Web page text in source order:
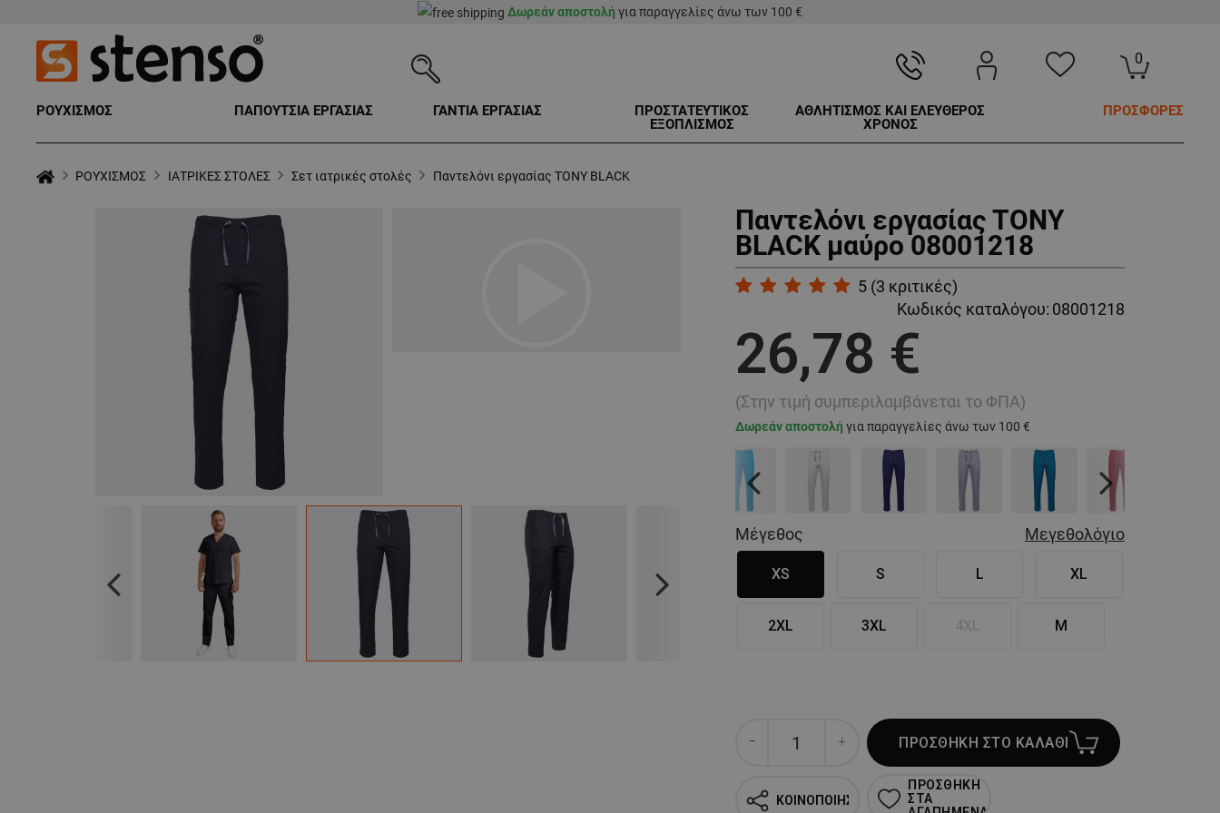
Δωρεάν αποστολή για παραγγελίες άνω των 100 €
0
ΡΟΥΧΙΣΜΟΣ ΠΑΠΟΥΤΣΙΑ ΕΡΓΑΣΙΑΣ ΓΑΝΤΙΑ ΕΡΓΑΣΙΑΣ
ΠΡΟΣΤΑΤΕΥΤΙΚΟΣ
ΕΞΟΠΛΙΣΜΟΣ
ΑΘΛΗΤΙΣΜΟΣ ΚΑΙ ΕΛΕΥΘΕΡΟΣ
ΧΡΟΝΟΣ
ΠΡΟΣΦΟΡΕΣ
ΡΟΥΧΙΣΜΟΣ ΙΑΤΡΙΚΕΣ ΣΤΟΛΕΣ Σετ ιατρικές στολές Παντελόνι εργασίας TONY BLACK
Previous Next
Παντελόνι εργασίας TONY
BLACK μαύρο 08001218
5 (3 κριτικές)
Κωδικός καταλόγου: 08001218
26,78 €
(Στην τιμή συμπεριλαμβάνεται το ΦΠΑ)
Δωρεάν αποστολή για παραγγελίες άνω των 100 €
Previous Next
Μέγεθος Μεγεθολόγιο
XS S L XL
2XL 3XL M
ΠΡΟΣΘΗΚΗ ΣΤΟ ΚΑΛΑΘΙ
ΚΟΙΝΟΠΟΙΗΣΗ
ΠΡΟΣΘΗΚΗ
ΣΤΑ